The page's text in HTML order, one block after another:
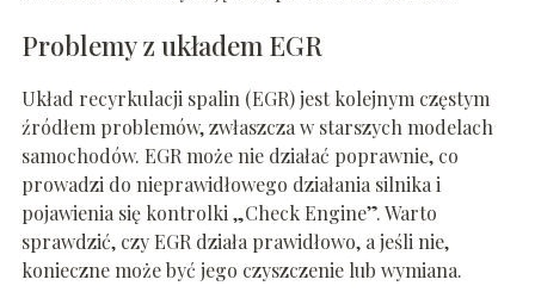
Problemy z układem EGR
Układ recyrkulacji spalin (EGR) jest kolejnym częstym
źródłem problemów, zwłaszcza w starszych modelach
samochodów. EGR może nie działać poprawnie, co
prowadzi do nieprawidłowego działania silnika i
pojawienia się kontrolki „Check Engine”. Warto
sprawdzić, czy EGR działa prawidłowo, a jeśli nie,
konieczne może być jego czyszczenie lub wymiana.